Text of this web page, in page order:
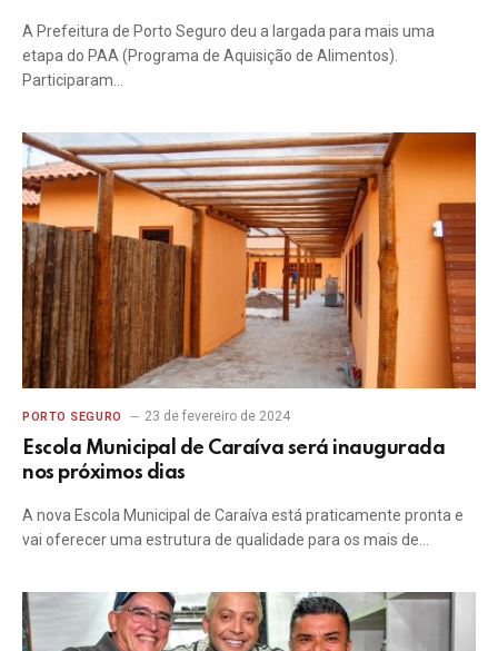
A Prefeitura de Porto Seguro deu a largada para mais uma
etapa do PAA (Programa de Aquisição de Alimentos).
Participaram…
PORTO SEGURO 23 de fevereiro de 2024
Escola Municipal de Caraíva será inaugurada
nos próximos dias
A nova Escola Municipal de Caraíva está praticamente pronta e
vai oferecer uma estrutura de qualidade para os mais de…